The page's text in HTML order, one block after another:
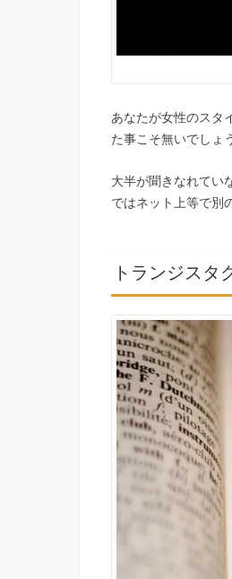
あなたが女性のスタ
た事こそ無いでしょ
大半が聞きなれてい
ではネット上等で別
トランジスタ